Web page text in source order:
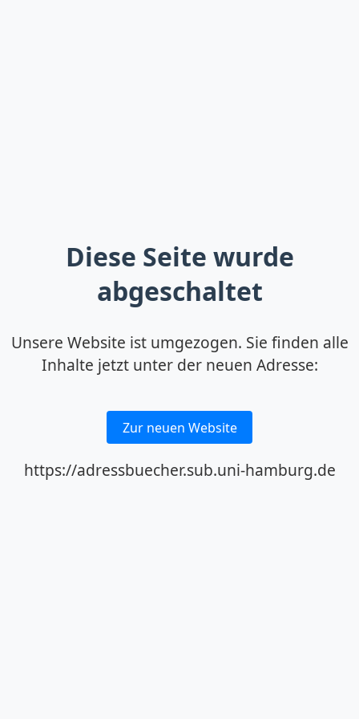
Diese Seite wurde
abgeschaltet
Unsere Website ist umgezogen. Sie finden alle
Inhalte jetzt unter der neuen Adresse:
Zur neuen Website
https://adressbuecher.sub.uni-hamburg.de